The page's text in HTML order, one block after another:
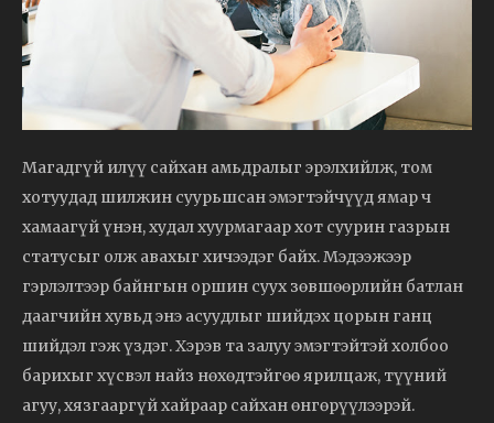
Магадгүй илүү сайхан амьдралыг эрэлхийлж, том
хотуудад шилжин суурьшсан эмэгтэйчүүд ямар ч
хамаагүй үнэн, худал хуурмагаар хот суурин газрын
статусыг олж авахыг хичээдэг байх. Мэдээжээр
гэрлэлтээр байнгын оршин суух зөвшөөрлийн батлан
даагчийн хувьд энэ асуудлыг шийдэх цорын ганц
шийдэл гэж үздэг. Хэрэв та залуу эмэгтэйтэй холбоо
барихыг хүсвэл найз нөхөдтэйгөө ярилцаж, түүний
агуу, хязгааргүй хайраар сайхан өнгөрүүлээрэй.